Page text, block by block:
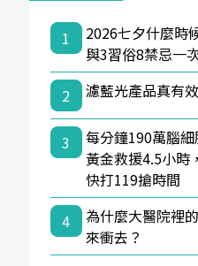
1
2026七夕什麼時
與3習俗8禁忌一
2
濾藍光產品真有
3
每分鐘190萬腦
黃金救援4.5小時
快打119搶時間
4
為什麼大醫院裡
來衝去？